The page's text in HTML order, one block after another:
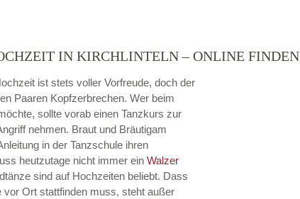
IN KIRCHLINTELN – ONLINE FINDEN
ist stets voller Vorfreude, doch der
Paaren Kopfzerbrechen. Wer beim
sollte vorab einen Tanzkurs zur
nehmen. Braut und Bräutigam
in der Tanzschule ihren
heutzutage nicht immer ein Walzer
sind auf Hochzeiten beliebt. Dass
vor Ort stattfinden muss, steht außer